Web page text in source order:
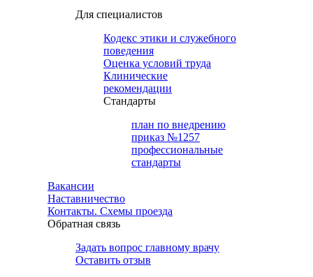
Для специалистов
Кодекс этики и служебного
поведения
Оценка условий труда
Клинические
рекомендации
Cтандарты
план по внедрению
приказ №1257
профессиональные
стандарты
Вакансии
Наставничество
Контакты. Схемы проезда
Обратная связь
Задать вопрос главному врачу
Оставить отзыв